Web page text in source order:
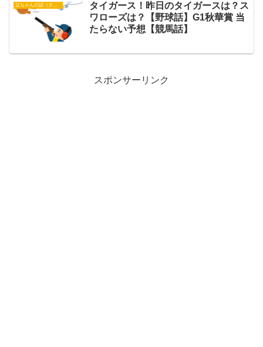
父ちゃんの話（タイガース）
タイガース！昨日のタイガースは？ス
ワローズは？【野球話】G1秋華賞 当
たらない予想【競馬話】
スポンサーリンク